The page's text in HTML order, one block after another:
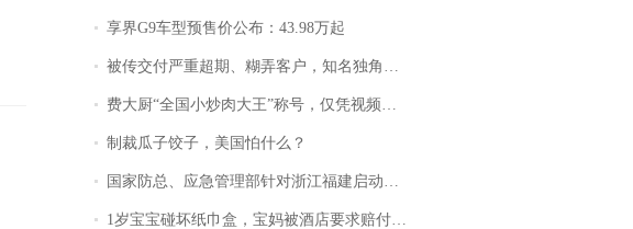
享界G9车型预售价公布：43.98万起
被传交付严重超期、糊弄客户，知名独角兽车企创始人回应：都没证据，将依法采取措施，“本人长期与美国交管局保持沟通，对方表示肯定”
费大厨“全国小炒肉大王”称号，仅凭视频评出？中国烹饪协会回应
制裁瓜子饺子，美国怕什么？
国家防总、应急管理部针对浙江福建启动防汛防台风四级应急响应
1岁宝宝碰坏纸巾盒，宝妈被酒店要求赔付924元！三亚一酒店回复：骨瓷定制！网友一查价格，吵翻了